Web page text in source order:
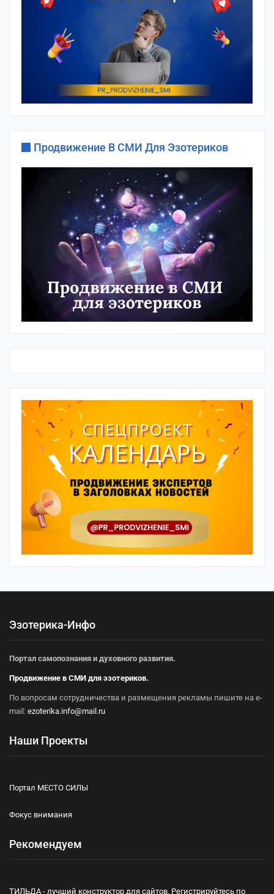
Продвижение В СМИ Для Эзотериков
Эзотерика-Инфо
Портал самопознания и духовного развития.
Продвижение в СМИ для эзотериков.
По вопросам сотрудничества и размещения рекламы пишите на e-
mail: ezoterika.info@mail.ru
Наши Проекты
Портал МЕСТО СИЛЫ
Фокус внимания
Рекомендуем
ТИЛЬДА - лучший конструктор для сайтов. Регистрируйтесь по